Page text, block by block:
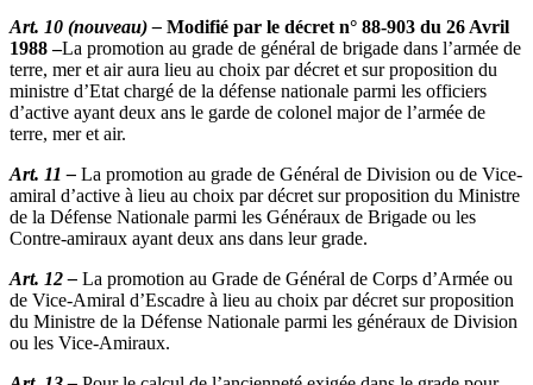
Art. 10 (nouveau) – Modifié par le décret n° 88-903 du 26 Avril
1988 –La promotion au grade de général de brigade dans l’armée de
terre, mer et air aura lieu au choix par décret et sur proposition du
ministre d’Etat chargé de la défense nationale parmi les officiers
d’active ayant deux ans le garde de colonel major de l’armée de
terre, mer et air.
Art. 11 – La promotion au grade de Général de Division ou de Vice-
amiral d’active à lieu au choix par décret sur proposition du Ministre
de la Défense Nationale parmi les Généraux de Brigade ou les
Contre-amiraux ayant deux ans dans leur grade.
Art. 12 – La promotion au Grade de Général de Corps d’Armée ou
de Vice-Amiral d’Escadre à lieu au choix par décret sur proposition
du Ministre de la Défense Nationale parmi les généraux de Division
ou les Vice-Amiraux.